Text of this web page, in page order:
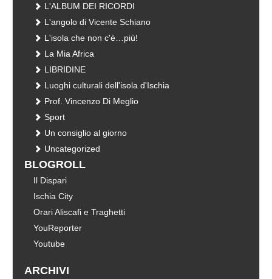
L'ALBUM DEI RICORDI
L'angolo di Vicente Schiano
L'isola che non c'è…più!
La Mia Africa
LIBRIDINE
Luoghi culturali dell'isola d'Ischia
Prof. Vincenzo Di Meglio
Sport
Un consiglio al giorno
Uncategorized
BLOGROLL
Il Dispari
Ischia City
Orari Aliscafi e Traghetti
YouReporter
Youtube
ARCHIVI